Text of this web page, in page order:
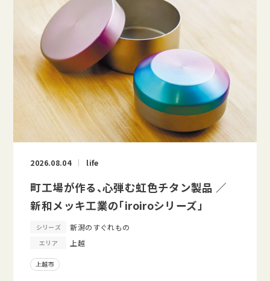
2026.08.04 life
町工場が作る、心弾む虹色チタン製品 ／
新和メッキ工業の「iroiroシリーズ」
シリーズ 新潟のすぐれもの
エリア 上越
上越市